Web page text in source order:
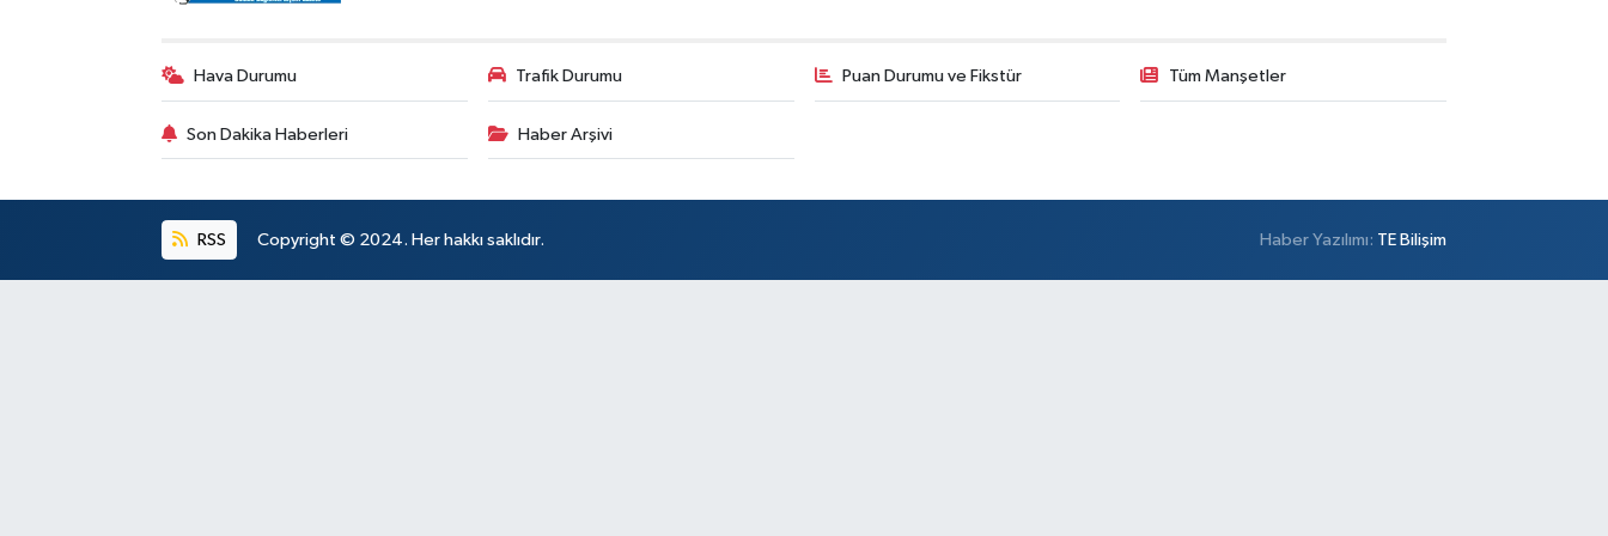
Metro Atakent Eczanesi
Hava Durumu Trafik Durumu Puan Durumu ve Fikstür Tüm Manşetler
Son Dakika Haberleri Haber Arşivi
RSS Copyright © 2024. Her hakkı saklıdır. Haber Yazılımı: TE Bilişim